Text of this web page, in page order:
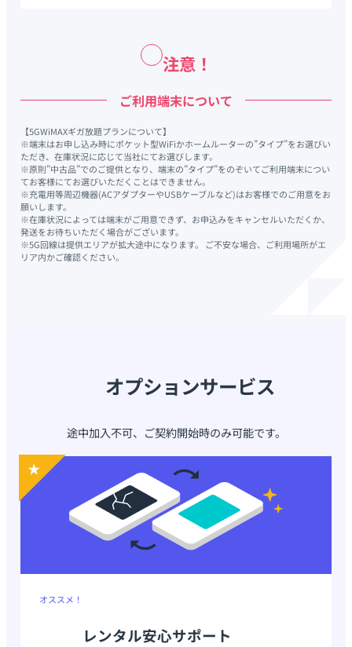
注意！
ご利用端末について
【5GWiMAXギガ放題プランについて】
※端末はお申し込み時にポケット型WiFiかホームルーターの”タイプ”をお選びい
ただき、在庫状況に応じて当社にてお選びします。
※原則”中古品”でのご提供となり、端末の”タイプ”をのぞいてご利用端末につい
てお客様にてお選びいただくことはできません。
※充電用等周辺機器(ACアダプターやUSBケーブルなど)はお客様でのご用意をお
願いします。
※在庫状況によっては端末がご用意できず、お申込みをキャンセルいただくか、
発送をお待ちいただく場合がございます。
※5G回線は提供エリアが拡大途中になります。 ご不安な場合、ご利用場所がエ
リア内かご確認ください。
オプションサービス
途中加入不可、ご契約開始時のみ可能です。
オススメ！
レンタル安心サポート